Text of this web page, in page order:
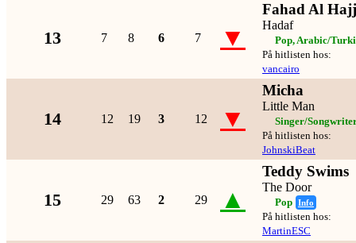
13 7 8 6 7 ▼
Fahad Al
Hadaf
Pop, Arabic/
På hitlisten hos:
vancairo
14 12 19 3 12 ▼
Micha
Little Man
Singer/
På hitlisten hos:
JohnskiBeat
15 29 63 2 29 ▲
Teddy Swims
The Door
Pop Info
På hitlisten hos:
MartinESC